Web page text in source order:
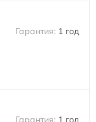
1 год
1 год